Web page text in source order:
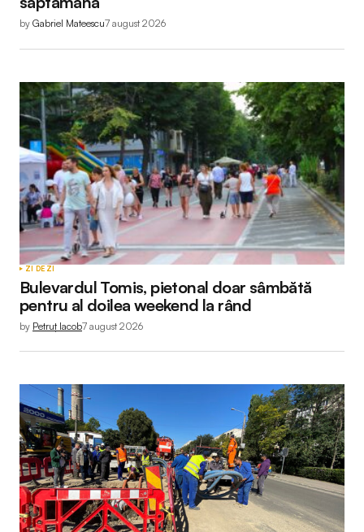
by Gabriel Mateescu7 august 2026
ZI DE ZI
Bulevardul Tomis, pietonal doar sâmbătă
pentru al doilea weekend la rând
by Petruț Iacob7 august 2026